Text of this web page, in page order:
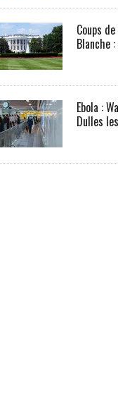
Coups
Blanche
Ebola :
Dulles